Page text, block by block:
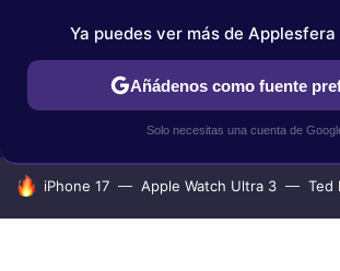
IPHONE TUTORIALES APPLESFERA
HOY SE HABLA DE
iPhone 17 Apple Watch Ultra 3 Ted
Ya puedes ver más de Applesfera
Añádenos como fuente
Solo necesitas una cuenta de